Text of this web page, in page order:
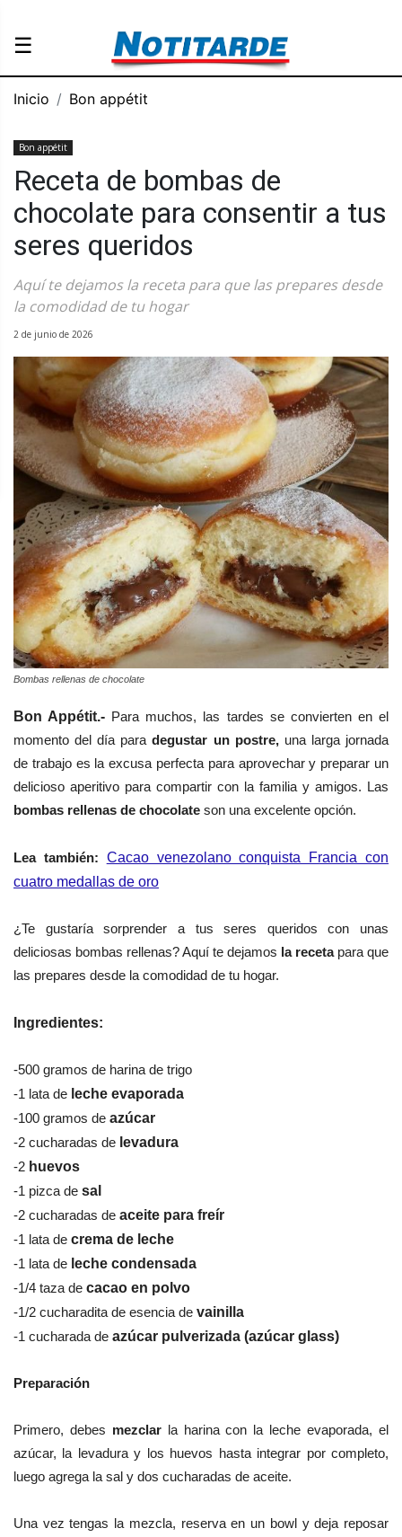
☰
Inicio Bon appétit
Bon appétit
Receta de bombas de
chocolate para consentir a tus
seres queridos
Aquí te dejamos la receta para que las prepares desde
la comodidad de tu hogar
2 de junio de 2026
Bombas rellenas de chocolate
Bon Appétit.- Para muchos, las tardes se convierten en el
momento del día para degustar un postre,una larga jornada
de trabajo es la excusa perfecta para aprovechar y preparar un
delicioso aperitivo para compartir con la familia y amigos. Las
bombas rellenas de chocolate son una excelente opción.
Lea también: Cacao venezolano conquista Francia con
cuatro medallas de oro
¿Te gustaría sorprender a tus seres queridos con unas
deliciosas bombas rellenas? Aquí te dejamos la receta para que
las prepares desde la comodidad de tu hogar.
Ingredientes:
-500 gramos de harina de trigo
-1 lata de leche evaporada
-100 gramos de azúcar
-2 cucharadas de levadura
-2 huevos
-1 pizca de sal
-2 cucharadas de aceite para freír
-1 lata de crema de leche
-1 lata de leche condensada
-1/4 taza de cacao en polvo
-1/2 cucharadita de esencia de vainilla
-1 cucharada de azúcar pulverizada (azúcar glass)
Preparación
Primero, debes mezclar la harina con la leche evaporada, el
azúcar, la levadura y los huevos hasta integrar por completo,
luego agrega la sal y dos cucharadas de aceite.
Una vez tengas la mezcla, reserva en un bowl y deja reposar